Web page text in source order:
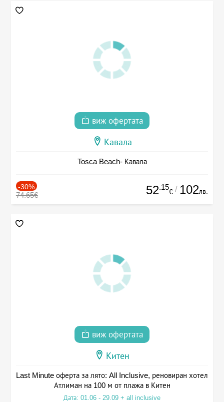
виж офертата
Кавала
Tosca Beach- Кавала
-30%
74.65€ 52.15
€ / 102лв.
виж офертата
Китен
Last Minute оферта за лято: All Inclusive, реновиран хотел
Атлиман на 100 м от плажа в Китен
Дата: 01.06 - 29.09 + all inclusive